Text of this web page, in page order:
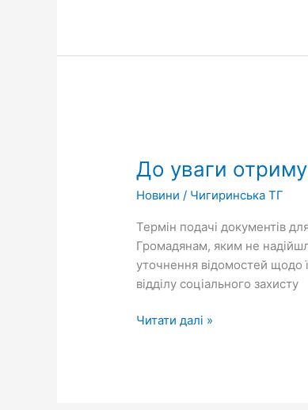
До уваги
Новини / Чигиринська ТГ
Термін подачі документів
Громадянам, яким не
уточнення відомостей щодо
відділу соціального захисту
отримувачів
субсидій
та
пільг!
Читати далі »